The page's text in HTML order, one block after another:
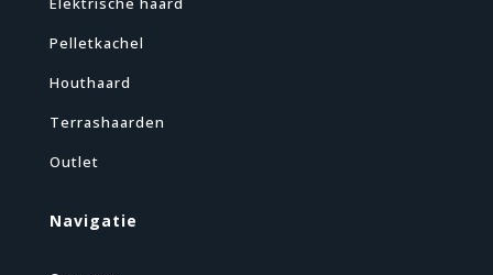
Pelletkachel
Houthaard
Terrashaarden
Outlet
Navigatie